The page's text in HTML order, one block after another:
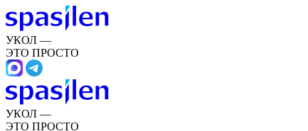
УКОЛ —
ЭТО ПРОСТО
УКОЛ —
ЭТО ПРОСТО